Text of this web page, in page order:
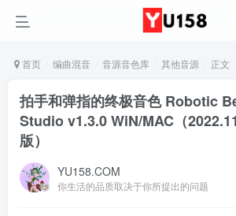
首页 编曲混音 音源音色库 其他音源 正文
拍手和弹指的终极音色 Robotic
Studio v1.3.0 WiN/MAC（
版）
YU158.COM
你生活的品质取决于你所提出的问题